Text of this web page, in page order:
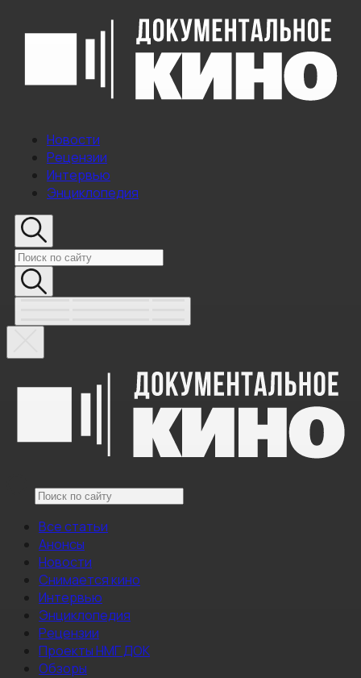
Новости
Рецензии
Интервью
Энциклопедия
Все статьи
Анонсы
Новости
Снимается кино
Интервью
Энциклопедия
Рецензии
Проекты НМГ ДОК
Обзоры